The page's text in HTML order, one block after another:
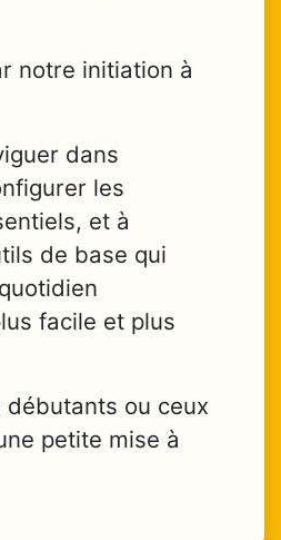
notre initiation à
dans
les
et à
de base qui
facile et plus
ou ceux
petite mise à